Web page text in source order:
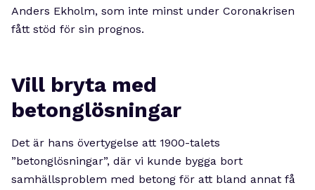
Anders Ekholm, som inte minst under Coronakrisen
fått stöd för sin prognos.
Vill bryta med
betonglösningar
Det är hans övertygelse att 1900-talets
”betonglösningar”, där vi kunde bygga bort
samhällsproblem med betong för att bland annat få